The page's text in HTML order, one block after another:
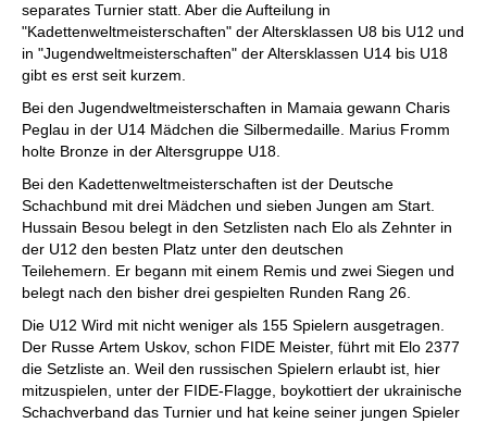
separates Turnier statt. Aber die Aufteilung in
"Kadettenweltmeisterschaften" der Altersklassen U8 bis U12 und
in "Jugendweltmeisterschaften" der Altersklassen U14 bis U18
gibt es erst seit kurzem.
Bei den Jugendweltmeisterschaften in Mamaia gewann Charis
Peglau in der U14 Mädchen die Silbermedaille. Marius Fromm
holte Bronze in der Altersgruppe U18.
Bei den Kadettenweltmeisterschaften ist der Deutsche
Schachbund mit drei Mädchen und sieben Jungen am Start.
Hussain Besou belegt in den Setzlisten nach Elo als Zehnter in
der U12 den besten Platz unter den deutschen
Teilehemern. Er begann mit einem Remis und zwei Siegen und
belegt nach den bisher drei gespielten Runden Rang 26.
Die U12 Wird mit nicht weniger als 155 Spielern ausgetragen.
Der Russe Artem Uskov, schon FIDE Meister, führt mit Elo 2377
die Setzliste an. Weil den russischen Spielern erlaubt ist, hier
mitzuspielen, unter der FIDE-Flagge, boykottiert der ukrainische
Schachverband das Turnier und hat keine seiner jungen Spieler